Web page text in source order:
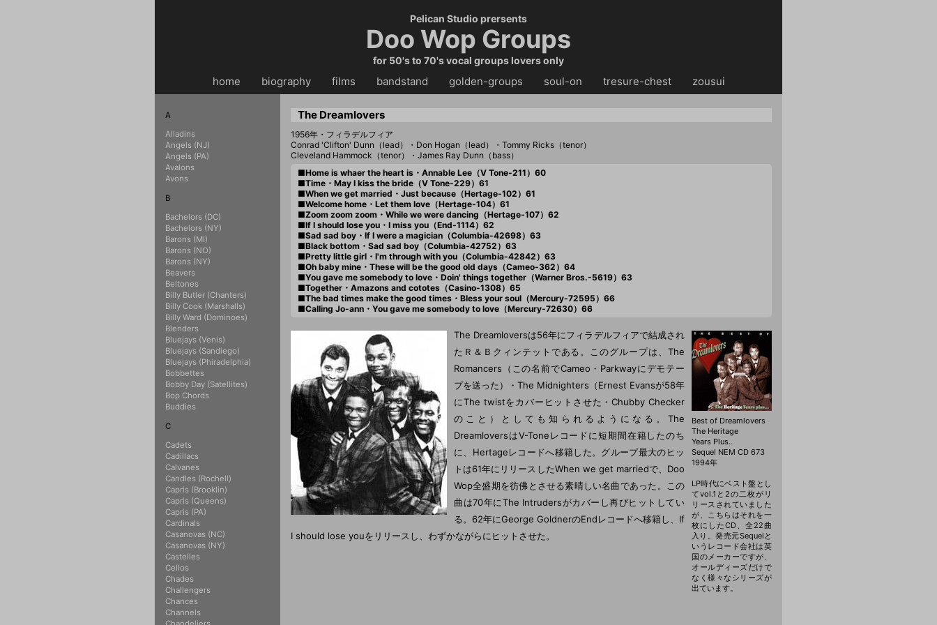
Pelican Studio prersents
Doo Wop Groups
for 50's to 70's vocal groups lovers only
home biography・・ films bandstand golden-groups soul-on tresure-chest・・ zousui
The Dreamlovers
1956年・フィラデルフィア
Conrad 'Clifton' Dunn（lead）・Don Hogan（lead）・Tommy Ricks（tenor）
Cleveland Hammock（tenor）・James Ray Dunn（bass）
■Home is whaer the heart is・Annable Lee（V Tone-211）60
■Time・May I kiss the bride（V Tone-229）61
■When we get married・Just because（Hertage-102）61
■Welcome home・Let them love（Hertage-104）61
■Zoom zoom zoom・While we were dancing（Hertage-107）62
■If I should lose you・I miss you（End-1114）62
■Sad sad boy・If I were a magician（Columbia-42698）63
■Black bottom・Sad sad boy（Columbia-42752）63
■Pretty little girl・I'm through with you（Columbia-42842）63
■Oh baby mine・These will be the good old days（Cameo-362）64
■You gave me somebody to love・Doin' things together（Warner Bros.-5619）63
■Together・Amazons and cototes（Casino-1308）65
■The bad times make the good times・Bless your soul（Mercury-72595）66
■Calling Jo-ann・You gave me somebody to love（Mercury-72630）66
Best of Dreamlovers
The Heritage
Years Plus..
Sequel NEM CD 673
1994年
LP時代にベスト盤とし
てvol.1と2の二枚がリ
リースされていました
が、こちらはそれを一
枚にしたCD、全22曲
入り。発売元Sequelと
いうレコード会社は英
国のメーカーですが、
オールディーズだけで
なく様々なシリーズが
出ています。
The Dreamloversは56年にフィラデルフィアで結成され
たＲ＆Ｂクィンテットである。このグループは、The
Romancers（この名前でCameo・Parkwayにデモテー
プを送った）・The Midnighters（Ernest Evansが58年
にThe twistをカバーヒットさせた・Chubby Checker
のこと）としても知られるようになる。The
DreamloversはV-Toneレコードに短期間在籍したのち
に、Hertageレコードへ移籍した。グループ最大のヒッ
トは61年にリリースしたWhen we get marriedで、Doo
Wop全盛期を彷佛とさせる素晴しい名曲であった。この
曲は70年にThe Intrudersがカバーし再びヒットしてい
る。62年にGeorge GoldnerのEndレコードへ移籍し、If
I should lose youをリリースし、わずかながらにヒットさせた。
A
Alladins
Angels (NJ)
Angels (PA)
Avalons
Avons
B
Bachelors (DC)
Bachelors (NY)
Barons (MI)
Barons (NO)
Barons (NY)
Beavers
Beltones
Billy Butler (Chanters)
Billy Cook (Marshalls)
Billy Ward (Dominoes)
Blenders
Bluejays (Venis)
Bluejays (Sandiego)
Bluejays (Phiradelphia)
Bobbettes
Bobby Day (Satellites)
Bop Chords
Buddies
C
Cadets
Cadillacs
Calvanes
Candles (Rochell)
Capris (Brooklin)
Capris (Queens)
Capris (PA)
Cardinals
Casanovas (NC)
Casanovas (NY)
Castelles
Cellos
Chades
Challengers
Chances
Channels